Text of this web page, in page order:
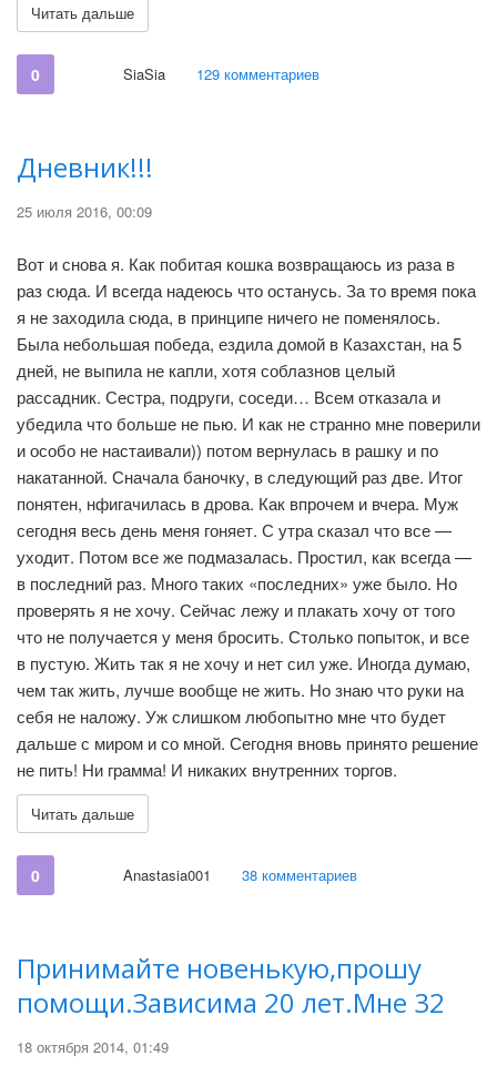
Читать дальше
0 SiaSia 129 комментариев
Дневник!!!
25 июля 2016, 00:09
Вот и снова я. Как побитая кошка возвращаюсь из раза в
раз сюда. И всегда надеюсь что останусь. За то время пока
я не заходила сюда, в принципе ничего не поменялось.
Была небольшая победа, ездила домой в Казахстан, на 5
дней, не выпила не капли, хотя соблазнов целый
рассадник. Сестра, подруги, соседи… Всем отказала и
убедила что больше не пью. И как не странно мне поверили
и особо не настаивали)) потом вернулась в рашку и по
накатанной. Сначала баночку, в следующий раз две. Итог
понятен, нфигачилась в дрова. Как впрочем и вчера. Муж
сегодня весь день меня гоняет. С утра сказал что все —
уходит. Потом все же подмазалась. Простил, как всегда —
в последний раз. Много таких «последних» уже было. Но
проверять я не хочу. Сейчас лежу и плакать хочу от того
что не получается у меня бросить. Столько попыток, и все
в пустую. Жить так я не хочу и нет сил уже. Иногда думаю,
чем так жить, лучше вообще не жить. Но знаю что руки на
себя не наложу. Уж слишком любопытно мне что будет
дальше с миром и со мной. Сегодня вновь принято решение
не пить! Ни грамма! И никаких внутренних торгов.
Читать дальше
0 Anastasia001 38 комментариев
Принимайте новенькую,прошу
помощи.Зависима 20 лет.Мне 32
18 октября 2014, 01:49